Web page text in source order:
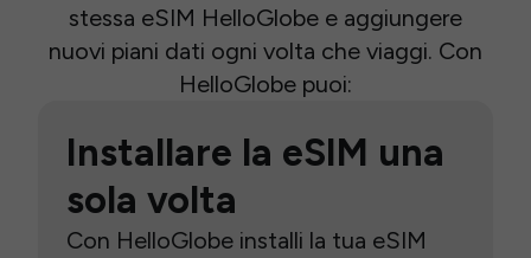
stessa eSIM HelloGlobe e aggiungere
nuovi piani dati ogni volta che viaggi. Con
HelloGlobe puoi:
Installare la eSIM una
sola volta
Con HelloGlobe installi la tua eSIM